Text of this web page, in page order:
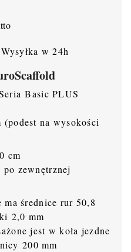
Wysyłka w 24h
Basic PLUS
(podest na wysokości
cm
zewnętrznej
ma średnice rur 50,8
2,0 mm
jest w koła jezdne
200 mm